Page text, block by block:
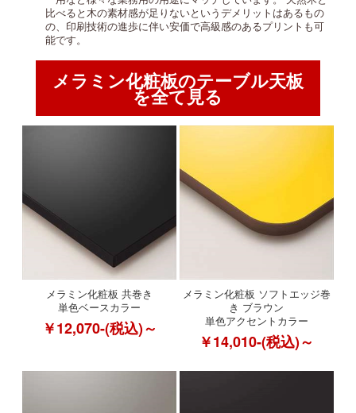
比べると木の素材感が足りないというデメリットはあるもの
の、印刷技術の進歩に伴い安価で高級感のあるプリントも可
能です。
メラミン化粧板のテーブル天板
を全て見る
メラミン化粧板 共巻き
単色ベースカラー
￥12,070-(税込)～
メラミン化粧板 ソフトエッジ巻
き ブラウン
単色アクセントカラー
￥14,010-(税込)～